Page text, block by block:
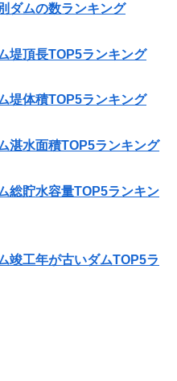
ダムの数ランキング
堤頂長TOP5ランキング
堤体積TOP5ランキング
湛水面積TOP5ランキング
総貯水容量TOP5ランキン
竣工年が古いダムTOP5ラ